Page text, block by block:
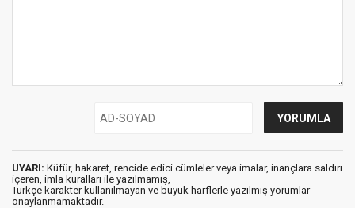
UYARI: Küfür, hakaret, rencide edici cümleler veya imalar, inançlara saldırı
içeren, imla kuralları ile yazılmamış,
Türkçe karakter kullanılmayan ve büyük harflerle yazılmış yorumlar
onaylanmamaktadır.